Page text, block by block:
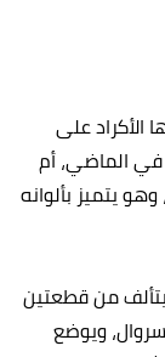
الأكراد على
في الماضي، أم
يتميز بألوانه
يتألف من قطعتين
ويوضع